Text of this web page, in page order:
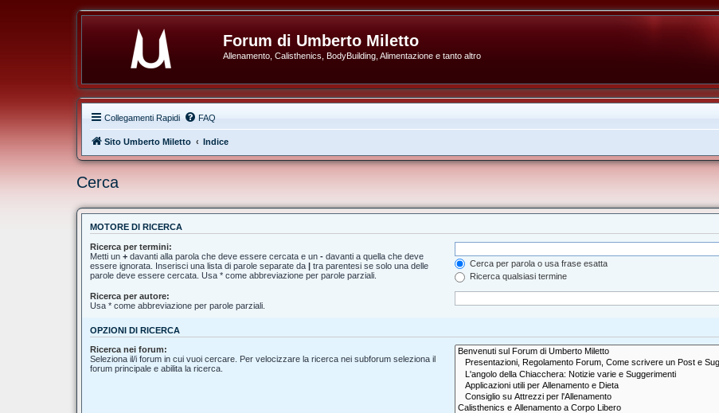
Forum di Umberto Miletto
Allenamento, Calisthenics, BodyBuilding, Alimentazione e tanto altro
Collegamenti Rapidi FAQ
Sito Umberto Miletto Indice
Cerca
MOTORE DI RICERCA
Ricerca per termini:
Metti un + davanti alla parola che deve essere cercata e un - davanti a quella che deve
essere ignorata. Inserisci una lista di parole separate da | tra parentesi se solo una delle
parole deve essere cercata. Usa * come abbreviazione per parole parziali.
Cerca per parola o usa frase esatta
Ricerca qualsiasi termine
Ricerca per autore:
Usa * come abbreviazione per parole parziali.
OPZIONI DI RICERCA
Ricerca nei forum:
Seleziona il/i forum in cui vuoi cercare. Per velocizzare la ricerca nei subforum seleziona il
forum principale e abilita la ricerca.